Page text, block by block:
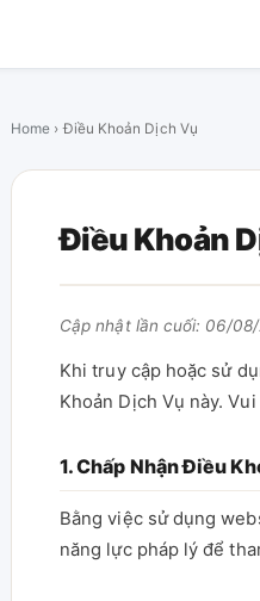
Home › Điều Khoản Dịch Vụ
Điều Khoản
Cập nhật lần cuối: 06/
Khi truy cập hoặc sử
Khoản Dịch Vụ này.
1. Chấp Nhận Điều
Bằng việc sử dụng
năng lực pháp lý để